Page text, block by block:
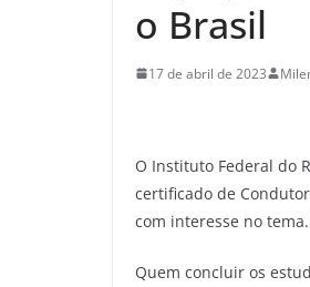
o Brasil
17 de abril de 2023
O Instituto Federal do
certificado de
com interesse no tema.
Quem concluir os